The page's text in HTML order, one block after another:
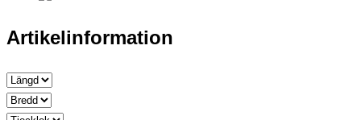
Artikelinformation